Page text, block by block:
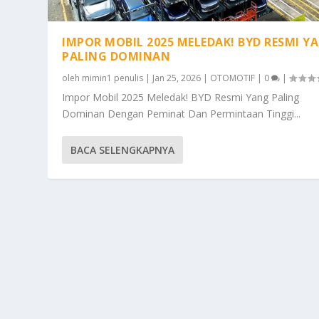
IMPOR MOBIL 2025 MELEDAK! BYD RESMI
PALING DOMINAN
oleh mimin1 penulis Jan 25, 2026 OTOMOTIF 0 |
Impor Mobil 2025 Meledak! BYD Resmi Yang Paling
Dominan Dengan Peminat Dan Permintaan Tinggi...
BACA SELENGKAPNYA